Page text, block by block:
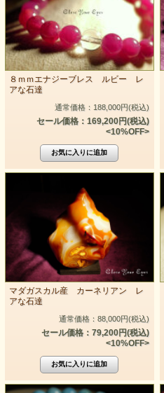
８ｍｍエナジーブレス ルビー レ
アな石達
通常価格：188,000円(税込)
セール価格：169,200円(税込)
<10%OFF>
マダガスカル産 カーネリアン レ
アな石達
通常価格：88,000円(税込)
セール価格：79,200円(税込)
<10%OFF>